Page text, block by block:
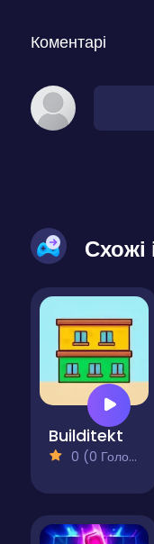
Коментарі
Схожі
Builditekt
0 (0 Голосів)